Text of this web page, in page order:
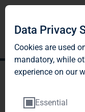
Data Privacy
Cookies are used
mandatory, while
experience on our
Essential